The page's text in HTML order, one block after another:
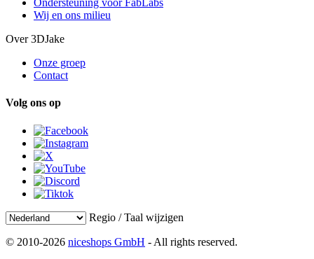
Ondersteuning voor FabLabs
Wij en ons milieu
Over 3DJake
Onze groep
Contact
Volg ons op
Regio / Taal wijzigen
© 2010-2026 niceshops GmbH - All rights reserved.